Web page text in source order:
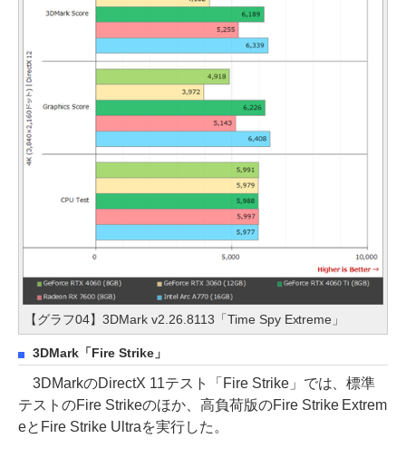
【グラフ04】3DMark v2.26.8113「Time Spy Extreme」
3DMark「Fire Strike」
3DMarkのDirectX 11テスト「Fire Strike」では、標準
テストのFire Strikeのほか、高負荷版のFire Strike Extrem
eとFire Strike Ultraを実行した。